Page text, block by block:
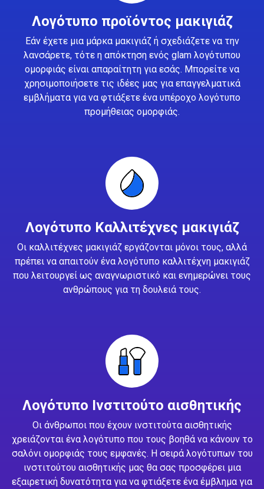
Λογότυπο προϊόντος μακιγιάζ
Εάν έχετε μια μάρκα μακιγιάζ ή σχεδιάζετε να την
λανσάρετε, τότε η απόκτηση ενός glam λογότυπου
ομορφιάς είναι απαραίτητη για εσάς. Μπορείτε να
χρησιμοποιήσετε τις ιδέες μας για επαγγελματικά
εμβλήματα για να φτιάξετε ένα υπέροχο λογότυπο
προμήθειας ομορφιάς.
Λογότυπο Καλλιτέχνες μακιγιάζ
Οι καλλιτέχνες μακιγιάζ εργάζονται μόνοι τους, αλλά
πρέπει να απαιτούν ένα λογότυπο καλλιτέχνη μακιγιάζ
που λειτουργεί ως αναγνωριστικό και ενημερώνει τους
ανθρώπους για τη δουλειά τους.
Λογότυπο Ινστιτούτο αισθητικής
Οι άνθρωποι που έχουν ινστιτούτα αισθητικής
χρειάζονται ένα λογότυπο που τους βοηθά να κάνουν το
σαλόνι ομορφιάς τους εμφανές. Η σειρά λογότυπων του
ινστιτούτου αισθητικής μας θα σας προσφέρει μια
εξαιρετική δυνατότητα για να φτιάξετε ένα έμβλημα για